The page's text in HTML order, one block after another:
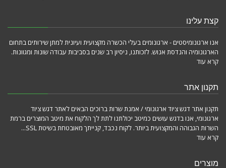
קצת עלינו
אנו ארגונומיסטים - ארגונומים בעלי הכשרה מקצועית ועיונית למתן שירותים בתחום
הארגונומיה והנדסת אנוש. לזכותנו, ניסיון רב שנים בסביבות עבודה שונות ומגוונות.
קרא עוד
תקנון אתר
תקנון אתר דגש ציוד ארגונומי / אמנת שרות ברוכים הבאים לאתר דגש ציוד
ארגונומי, אנו בדגש עושים כמיטב יכולתנו לתת לך הלקוח את מיטב המוצרים ברמת
השרות הגבוהה והמקצועית ביותר. לקוח נכבד, קנייתך מאובטחת בשיטת SSL...
קרא עוד
מוצרים